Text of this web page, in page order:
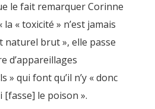
le fait remarquer Corinne
la « toxicité » n’est jamais
naturel brut », elle passe
d’appareillages
» qui font qu’il n’y « donc
[fasse] le poison ».